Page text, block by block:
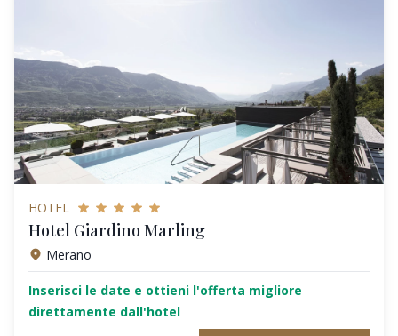
HOTEL
Hotel Giardino Marling
Merano
Inserisci le date e ottieni l'offerta migliore
direttamente dall'hotel